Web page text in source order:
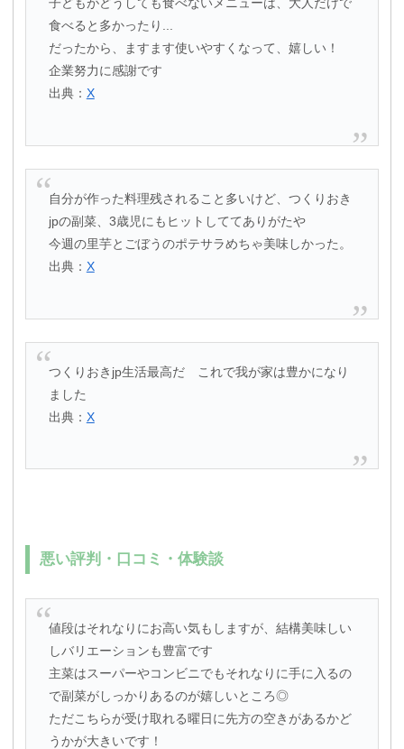
子どもがどうしても食べないメニューは、大人だけで
食べると多かったり...
だったから、ますます使いやすくなって、嬉しい！
企業努力に感謝です
出典： X
自分が作った料理残されること多いけど、つくりおき
jpの副菜、3歳児にもヒットしててありがたや
今週の里芋とごぼうのポテサラめちゃ美味しかった。
出典： X
つくりおきjp生活最高だ これで我が家は豊かになり
ました
出典： X
悪い評判・口コミ・体験談
値段はそれなりにお高い気もしますが、結構美味しい
しバリエーションも豊富です
主菜はスーパーやコンビニでもそれなりに手に入るの
で副菜がしっかりあるのが嬉しいところ◎
ただこちらが受け取れる曜日に先方の空きがあるかど
うかが大きいです！